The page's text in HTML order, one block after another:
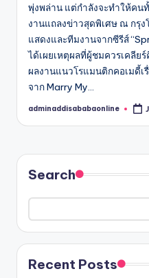
พุ่งพล่าน แต่กำลังจะทำให้คน
งานแถลงข่าวสุดพิเศษ ณ กรุง
แสดงและทีมงานจากซีรีส์
ได้เผยเหตุผลที่ผู้ชมควรเคลีย
ผลงานแนวโรแมนติกคอเมดี้
จาก Marry My…
Posted
adminaddisababaonline
Search
Recent Posts